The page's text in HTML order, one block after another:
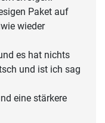
Paket auf
wieder
es hat nichts
und ist ich sag
eine stärkere